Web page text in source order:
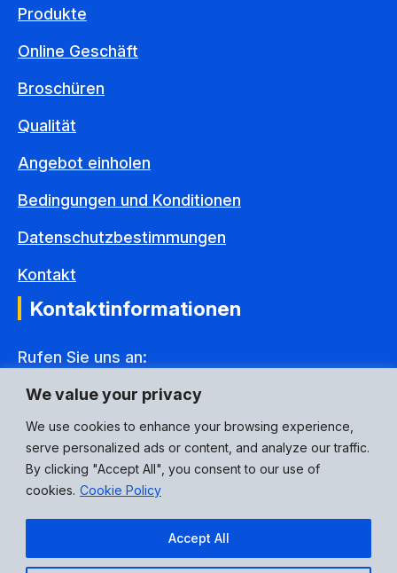
We value your privacy
We use cookies to enhance your browsing experience,
serve personalized ads or content, and analyze our traffic.
By clicking "Accept All", you consent to our use of
cookies. Cookie Policy
Accept All
Produkte
Online Geschäft
Broschüren
Qualität
Angebot einholen
Bedingungen und Konditionen
Datenschutzbestimmungen
Kontakt
Kontaktinformationen
Rufen Sie uns an:
+44(0) 1592 775995
E-Mail Adresse:
eusales@p3connectors.com
Soziale Medien: